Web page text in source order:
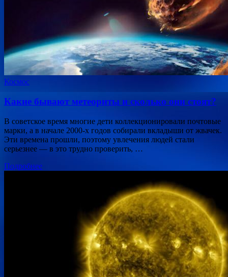
Космос
Какие бывают метеориты и сколько они стоят?
В советское время многие дети коллекционировали почтовые
марки, а в начале 2000-х годов собирали вкладыши от жвачек.
Эти времена прошли, поэтому увлечения людей стали
серьезнее — в это трудно проверить, …
Подробнее